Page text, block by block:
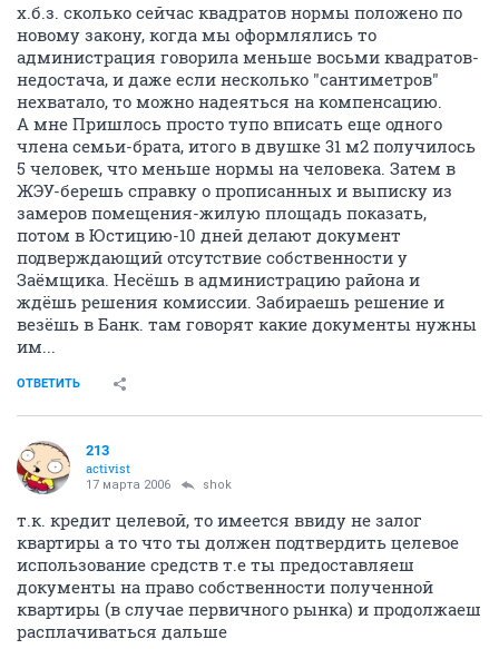
х.б.з. сколько сейчас квадратов нормы положено по
новому закону, когда мы оформлялись то
администрация говорила меньше восьми квадратов-
недостача, и даже если несколько "сантиметров"
нехватало, то можно надеяться на компенсацию.
А мне Пришлось просто тупо вписать еще одного
члена семьи-брата, итого в двушке 31 м2 получилось
5 человек, что меньше нормы на человека. Затем в
ЖЭУ-берешь справку о прописанных и выписку из
замеров помещения-жилую площадь показать,
потом в Юстицию-10 дней делают документ
подверждающий отсутствие собственности у
Заёмщика. Несёшь в администрацию района и
ждёшь решения комиссии. Забираешь решение и
везёшь в Банк. там говорят какие документы нужны
им...
ОТВЕТИТЬ
213
activist
17 марта 2006 shok
т.к. кредит целевой, то имеется ввиду не залог
квартиры а то что ты должен подтвердить целевое
использование средств т.е ты предоставляеш
документы на право собственности полученной
квартиры (в случае первичного рынка) и продолжаеш
расплачиваться дальше